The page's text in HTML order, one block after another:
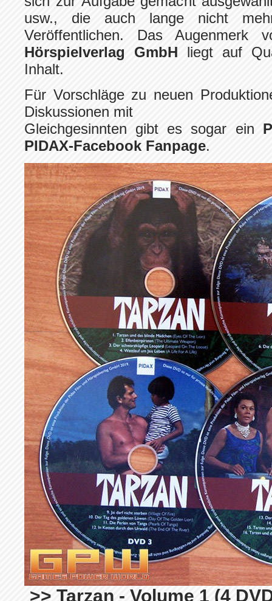
usw., die auch lange nicht
Veröffentlichen. Das Augenmerk
Hörspielverlag GmbH liegt auf
Inhalt.
Für Vorschläge zu neuen
Diskussionen mit
Gleichgesinnten gibt es sogar ein
PIDAX-Facebook Fanpage.
>> Tarzan - Volume 1 (4